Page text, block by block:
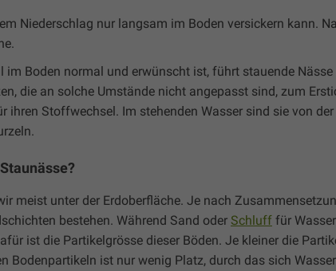
Niederschlag nur langsam im Boden versickern kann.
im Boden normal und erwünscht ist, führt stauende
die an solche Umstände nicht angepasst sind, zum
ihren Stoffwechsel. Im stehenden Wasser sind sie von
meist unter der Erdoberfläche. Je nach
bestehen. Während Sand oder Schluff für
ist die Partikelgrösse dieser Böden. Je kleiner die
Bodenpartikeln ist nur wenig Platz, durch das sich